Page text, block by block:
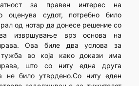
за правен интерес на
оценува судот, потребно било
од нотар да донесе решение со
извршување врз основа на
Ова биле два услова за
во која како докази има
што со ниту една друга
не било утврдено.Со ниту еден